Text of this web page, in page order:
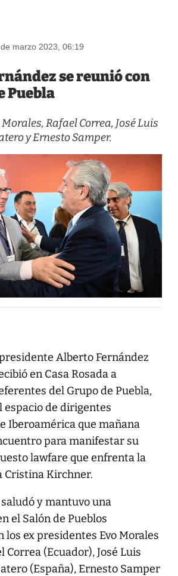
marzo 2023, 06:19
se reunió con
Puebla
Rafael Correa, José Luis
y Ernesto Samper.
Alberto Fernández
en Casa Rosada a
del Grupo de Puebla,
espacio de dirigentes
Iberoamérica que mañana
para manifestar su
lawfare que enfrenta la
Cristina Kirchner.
y mantuvo una
el Salón de Pueblos
los ex presidentes Evo Morales
Correa (Ecuador), José Luis
(España), Ernesto Samper